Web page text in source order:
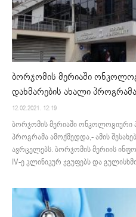
ბორჯომის მერიაში
დახმარების ახალი
12.02.2021. 12:19
ბორჯომის მერიაში ონკოლოგიური
პროგრამა ამოქმედდა,- ამის
ავრცელებს. ბორჯომის მერიის
IV-ე კლინიკურ ჯგუფებს და